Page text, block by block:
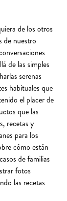
de los otros
de nuestro
de las simples
serenas
habituales que
el placer de
que las
recetas y
para los
cómo están
de familias
fotos
las recetas